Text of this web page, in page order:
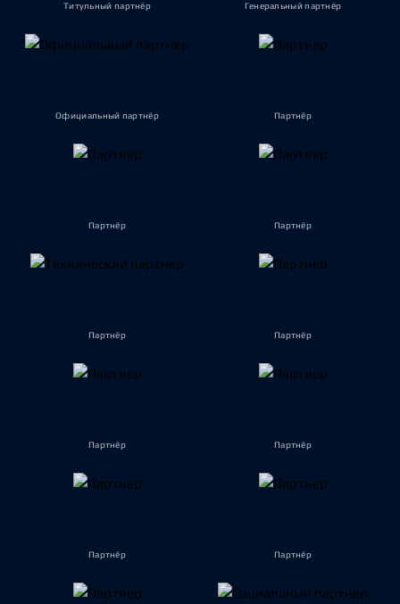
Титульный партнёр Генеральный партнёр
Официальный партнёр Партнёр
Партнёр Партнёр
Партнёр Партнёр
Партнёр Партнёр
Партнёр Партнёр